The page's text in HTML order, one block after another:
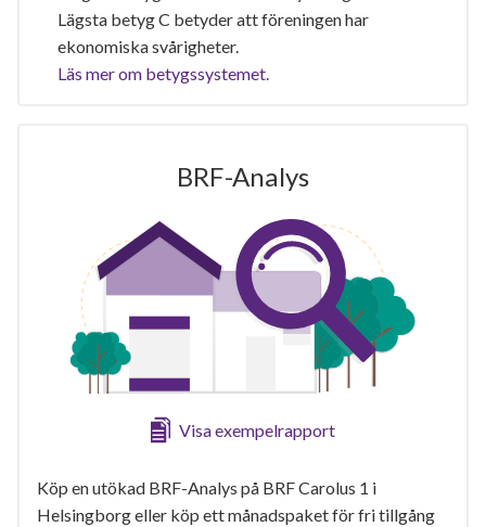
Lägsta betyg C betyder att föreningen har
ekonomiska svårigheter.
Läs mer om betygssystemet.
BRF-Analys
Visa exempelrapport
Köp en utökad BRF-Analys på BRF Carolus 1 i
Helsingborg eller köp ett månadspaket för fri tillgång